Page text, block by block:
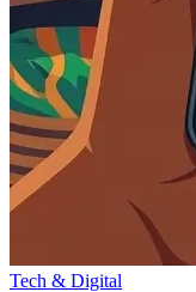
Tech & Digital